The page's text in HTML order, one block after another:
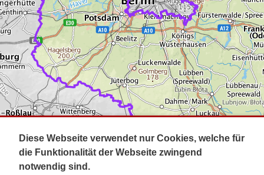
Impressum
Kontakt
Diese Webseite verwendet nur Cookies, welche für
die Funktionalität der Webseite zwingend
notwendig sind.